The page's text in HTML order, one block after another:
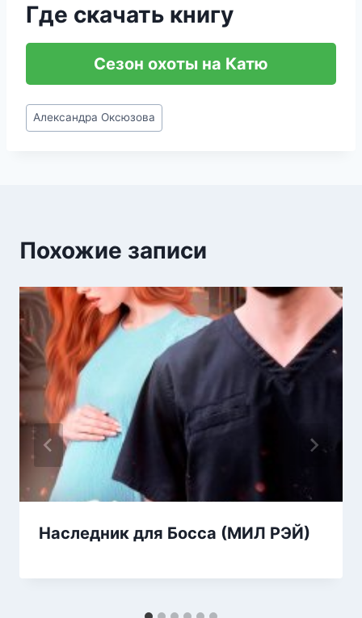
Где скачать книгу
Сезон охоты на Катю
Метки
записи:
Александра Оксюзова
Похожие записи
Наследник для Босса (МИЛ РЭЙ)